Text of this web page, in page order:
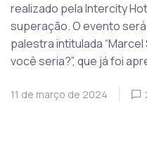
realizado pela Intercity
superação. O evento
palestra intitulada
você seria?”, que já foi
11 de março de 2024